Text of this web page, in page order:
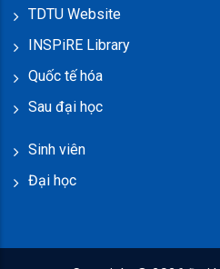
TDTU Website
INSPiRE Library
Quốc tế hóa
Sau đại học
Sinh viên
Đại học